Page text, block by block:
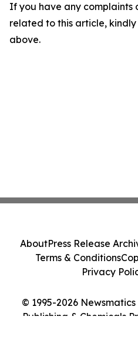
If you have any complaints
related to this article,
above.
© 1995-2026
Publishing & Chemicals
AboutPress Release
Terms & Conditions
Privacy